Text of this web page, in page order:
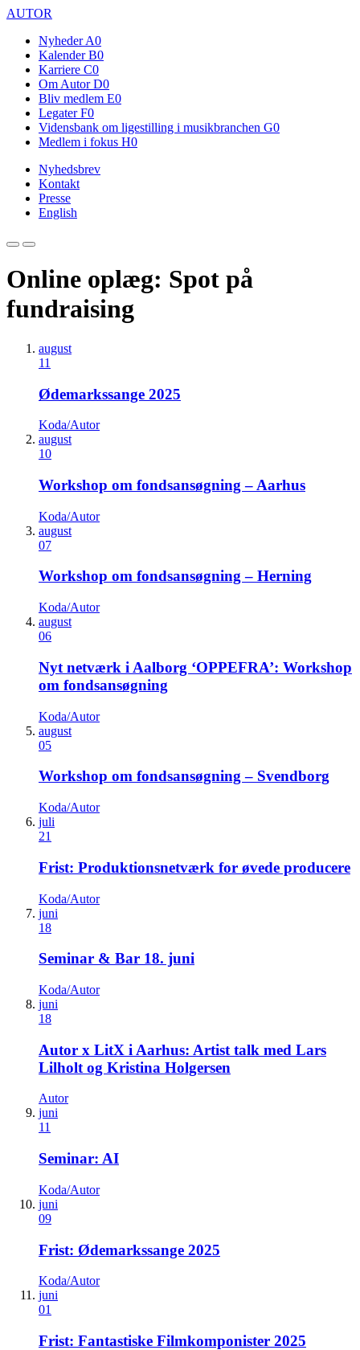
AUTOR
Nyheder A0
Kalender B0
Karriere C0
Om Autor D0
Bliv medlem E0
Legater F0
Vidensbank om ligestilling i musikbranchen G0
Medlem i fokus H0
Nyhedsbrev
Kontakt
Presse
English
Online oplæg: Spot på
fundraising
august
11
Ødemarkssange 2025
Koda/Autor
august
10
Workshop om fondsansøgning – Aarhus
Koda/Autor
august
07
Workshop om fondsansøgning – Herning
Koda/Autor
august
06
Nyt netværk i Aalborg ‘OPPEFRA’: Workshop
om fondsansøgning
Koda/Autor
august
05
Workshop om fondsansøgning – Svendborg
Koda/Autor
juli
21
Frist: Produktionsnetværk for øvede producere
Koda/Autor
juni
18
Seminar & Bar 18. juni
Koda/Autor
juni
18
Autor x LitX i Aarhus: Artist talk med Lars
Lilholt og Kristina Holgersen
Autor
juni
11
Seminar: AI
Koda/Autor
juni
09
Frist: Ødemarkssange 2025
Koda/Autor
juni
01
Frist: Fantastiske Filmkomponister 2025